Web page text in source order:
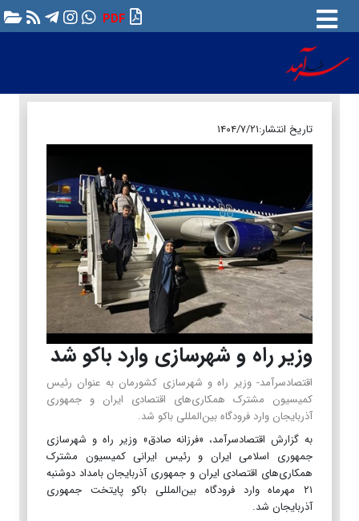
PDF
تاریخ انتشار:۱۴۰۴/۷/۲۱
وزیر راه و شهرسازی وارد باکو شد
اقتصادسرآمد- وزیر راه و شهرسازی کشورمان به عنوان رئیس
کمیسیون مشترک همکاری‌های اقتصادی ایران و جمهوری
آذربایجان وارد فرودگاه بین‌المللی باکو شد.
به گزارش اقتصادسرآمد، «فرزانه صادق» وزیر راه و شهرسازی
جمهوری اسلامی ایران و رئیس ایرانی کمیسیون مشترک
همکاری‌های اقتصادی ایران و جمهوری آذربایجان بامداد دوشنبه
۲۱ مهرماه وارد فرودگاه بین‌المللی باکو پایتخت جمهوری
آذربایجان شد.